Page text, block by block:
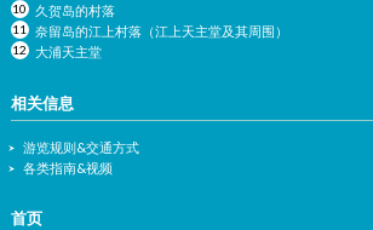
久贺岛的村落
奈留岛的江上村落（江上天主堂及其周围）
大浦天主堂
相关信息
游览规则&交通方式
各类指南&视频
首页